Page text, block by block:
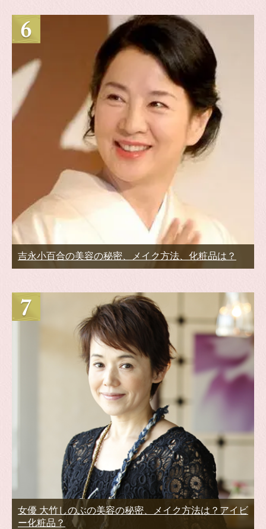
吉永小百合の美容の秘密、メイク方法、化粧品は？
女優 大竹しのぶの美容の秘密、メイク方法は？アイビ
ー化粧品？